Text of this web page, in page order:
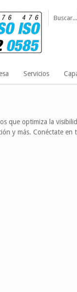
Buscar...
Servicios
que optimiza la
y más. Conéctate